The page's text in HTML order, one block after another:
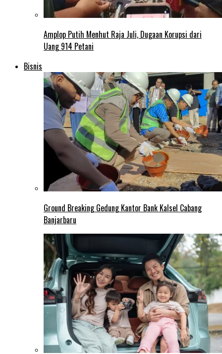
Amplop Putih Menhut Raja Juli, Dugaan Korupsi dari
Uang 914 Petani
Bisnis
Ground Breaking Gedung Kantor Bank Kalsel Cabang
Banjarbaru